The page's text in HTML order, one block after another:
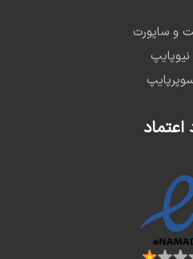
و ساپورت
نیوپایپ
اعتماد